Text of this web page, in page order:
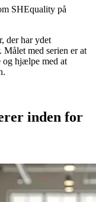
SHEquality på
der har ydet
med serien er at
og hjælpe med at
inden for